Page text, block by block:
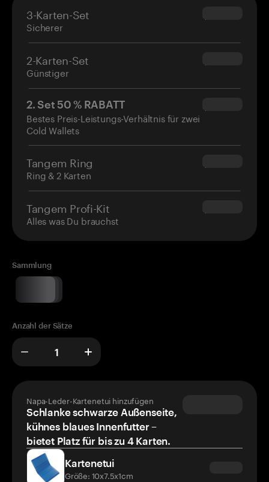
3-Karten-Set
Sicherer
$69.90
2-Karten-Set
Günstiger
$54.90
2. Set 50 % RABATT
Bestes Preis-Leistungs-Verhältnis für zwei
Cold Wallets
$34.95
Tangem Ring
Ring & 2 Karten
$160.00
Tangem Profi-Kit
Alles was Du brauchst
$180.00
Sammlung
Anzahl der Sätze
Napa-Leder-Kartenetui hinzufügen
Schlanke schwarze Außenseite,
kühnes blaues Innenfutter –
bietet Platz für bis zu 4 Karten.
Kartenetui
Größe: 10x7.5x1cm